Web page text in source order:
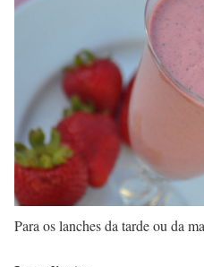
Para os lanches da tarde ou da